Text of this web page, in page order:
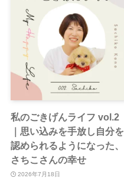
私のごきげんライフ vol.2
｜思い込みを手放し自分を
認められるようになった、
さちこさんの幸せ
2026年7月18日